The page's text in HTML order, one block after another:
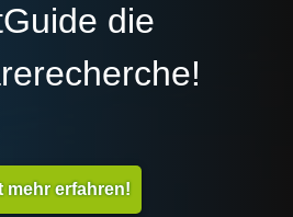
die
mehr erfahren!